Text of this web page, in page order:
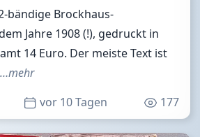
bändige Brockhaus-
Jahre 1908 (!), gedruckt in
14 Euro. Der meiste Text ist
…mehr
vor 10 Tagen 177